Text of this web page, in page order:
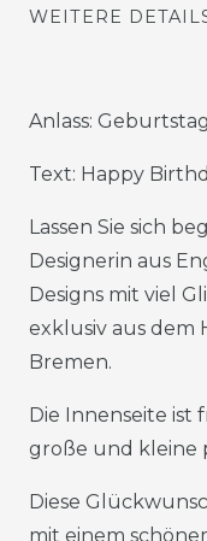
WEITERE
Anlass:
Text: Happy
Lassen Sie sich
Designerin aus
Designs mit viel
exklusiv aus dem
Bremen.
Die Innenseite ist
große und kleine
Diese
mit einem